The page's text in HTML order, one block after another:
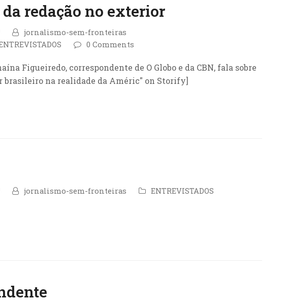
redação no exterior
jornalismo-sem-fronteiras
0 Comments
Figueiredo, correspondente de O Globo e da CBN, fala sobre
brasileiro na realidade da Améric" on Storify]
jornalismo-sem-fronteiras
ENTREVISTADOS